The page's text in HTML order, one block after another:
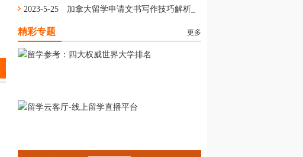
留学
2023-5-25
加拿大留学申请文书写作技巧解析_
华通留学
精彩专题 更多